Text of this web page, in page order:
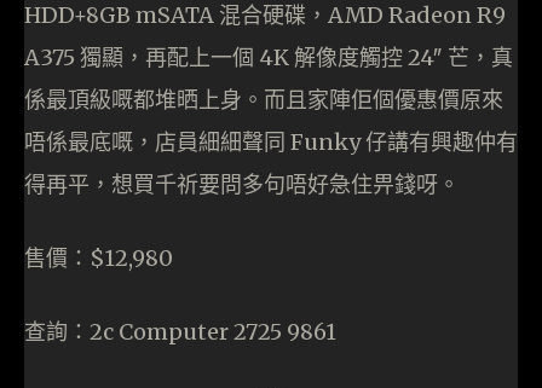
HDD+8GB mSATA 混合硬碟，AMD Radeon R9
A375 獨顯，再配上一個 4K 解像度觸控 24″ 芒，真
係最頂級嘅都堆晒上身。而且家陣佢個優惠價原來
唔係最底嘅，店員細細聲同 Funky 仔講有興趣仲有
得再平，想買千祈要問多句唔好急住畀錢呀。
售價：$12,980
查詢：2c Computer 2725 9861